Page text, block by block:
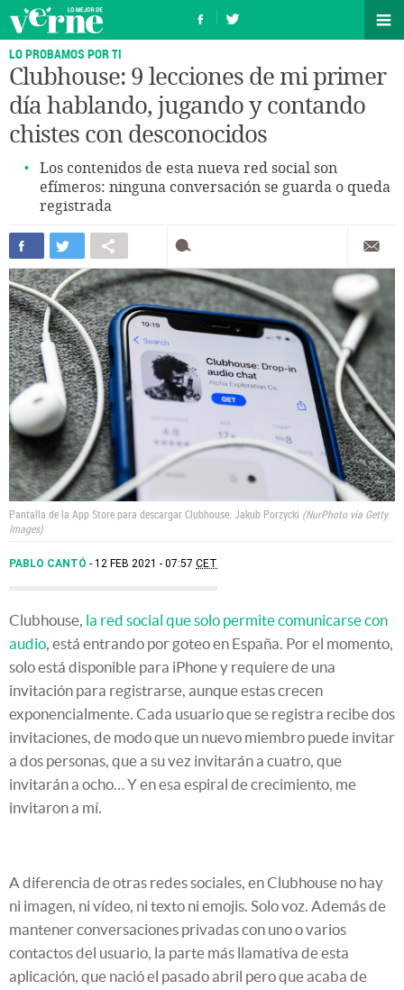
LO PROBAMOS POR TI
Clubhouse: 9 lecciones de mi primer
día hablando, jugando y contando
chistes con desconocidos
Los contenidos de esta nueva red social son
efímeros: ninguna conversación se guarda o queda
registrada
Pantalla de la App Store para descargar Clubhouse. Jakub Porzycki NurPhoto via Getty
Images
PABLO CANTÓ 12 FEB 2021 - 07:57 CET
Clubhouse, la red social que solo permite comunicarse con
audio, está entrando por goteo en España. Por el momento,
solo está disponible para iPhone y requiere de una
invitación para registrarse, aunque estas crecen
exponencialmente. Cada usuario que se registra recibe dos
invitaciones, de modo que un nuevo miembro puede invitar
a dos personas, que a su vez invitarán a cuatro, que
invitarán a ocho… Y en esa espiral de crecimiento, me
invitaron a mí.
A diferencia de otras redes sociales, en Clubhouse no hay
ni imagen, ni vídeo, ni texto ni emojis. Solo voz. Además de
mantener conversaciones privadas con uno o varios
contactos del usuario, la parte más llamativa de esta
aplicación, que nació el pasado abril pero que acaba de